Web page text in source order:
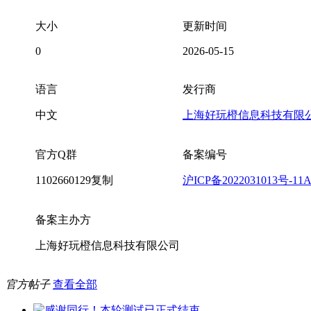
大小
0
更新时间
2026-05-15
语言
中文
发行商
上海好玩橙信息科技有限
官方Q群
1102660129复制
备案编号
沪ICP备2022031013号-11A
备案主办方
上海好玩橙信息科技有限公司
官方帖子 查看全部